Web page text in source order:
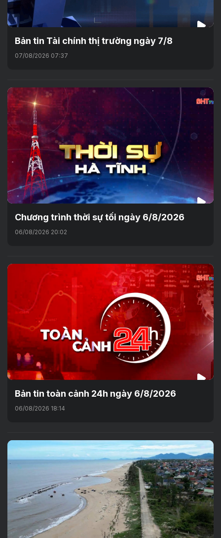
Bản tin Tài chính thị trường ngày 7/8
07/08/2026 07:37
Chương trình thời sự tối ngày 6/8/2026
06/08/2026 20:02
Bản tin toàn cảnh 24h ngày 6/8/2026
06/08/2026 18:14